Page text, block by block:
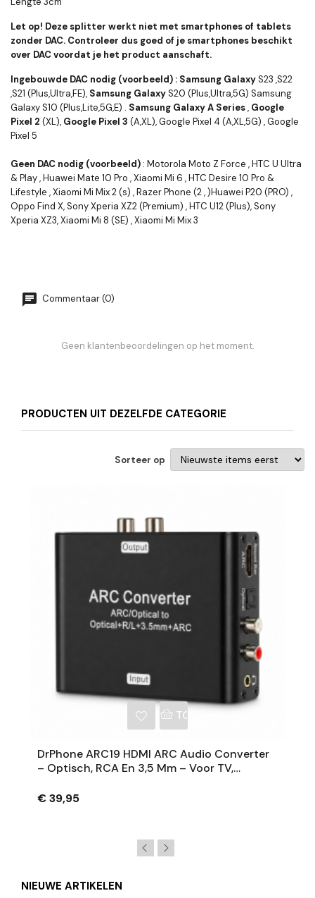
Let op! Deze splitter werkt niet met smartphones of tablets
zonder DAC. Controleer dus goed of je smartphones beschikt
over DAC voordat je het product aanschaft.
Ingebouwde DAC nodig (voorbeeld) : Samsung GalaxyS23 ,S22
,S21 (Plus,Ultra,FE), Samsung GalaxyS20 (Plus,Ultra,5G) Samsung
Galaxy S10 (Plus,Lite,5G,E) . Samsung Galaxy A Series, Google
Pixel 2 (XL), Google Pixel 3 (A,XL), Google Pixel 4 (A,XL,5G) , Google
Pixel 5
Geen DAC nodig (voorbeeld) : Motorola Moto Z Force , HTC U Ultra
& Play , Huawei Mate 10 Pro , Xiaomi Mi 6 , HTC Desire 10 Pro &
Lifestyle , Xiaomi Mi Mix 2 (s) , Razer Phone (2 , )Huawei P20 (PRO) ,
Oppo Find X, Sony Xperia XZ2 (Premium) , HTC U12 (Plus), Sony
Xperia XZ3, Xiaomi Mi 8 (SE) , Xiaomi Mi Mix 3
Commentaar (0)
Geen klantenbeoordelingen op het moment.
PRODUCTEN UIT DEZELFDE CATEGORIE
Sorteer op
TOEVOEGEN AAN
DrPhone ARC19 HDMI ARC Audio Converter
– Optisch, RCA En 3,5 Mm – Voor TV,
€ 39,95
NIEUWE ARTIKELEN